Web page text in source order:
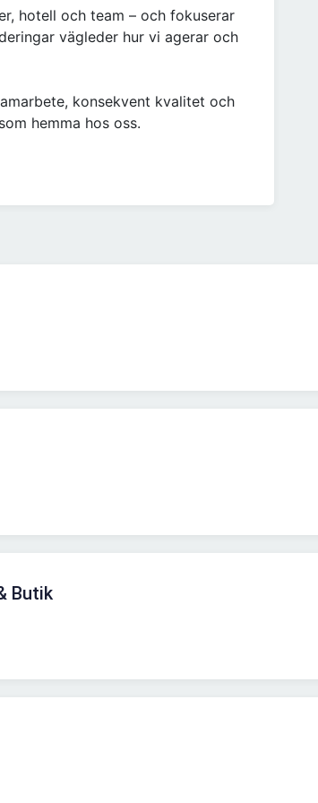
hotell och team – och fokuserar
vägleder hur vi agerar och
konsekvent kvalitet och
hemma hos oss.
Butik